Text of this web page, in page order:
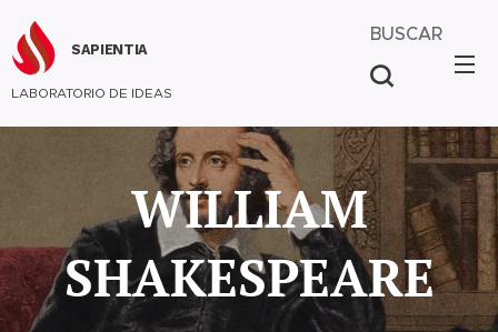
SAPIENTIA
LABORATORIO DE IDEAS
BUSCAR
WILLIAM
SHAKESPEARE